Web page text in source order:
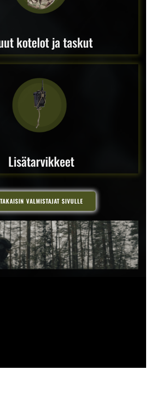
kotelot ja taskut
Lisätarvikkeet
TAKAISIN VALMISTAJAT SIVULLE